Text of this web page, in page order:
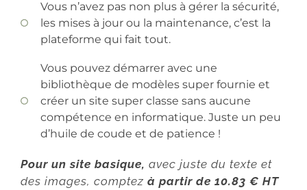
Vous n’avez pas non plus à gérer la sécurité,
les mises à jour ou la maintenance, c’est la
plateforme qui fait tout.
Vous pouvez démarrer avec une
bibliothèque de modèles super fournie et
créer un site super classe sans aucune
compétence en informatique. Juste un peu
d’huile de coude et de patience !
Pour un site basique, avec juste du texte et
des images, comptez à partir de 10.83 € HT